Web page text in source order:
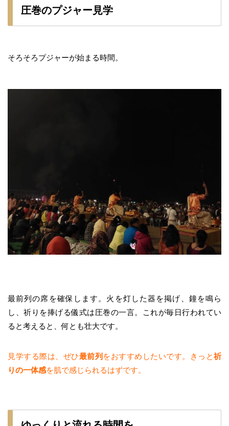
圧巻のプジャー見学
そろそろプジャーが始まる時間。
最前列の席を確保します。火を灯した器を掲げ、鐘を鳴ら
し、祈りを捧げる儀式は圧巻の一言。これが毎日行われてい
ると考えると、何とも壮大です。
見学する際は、ぜひ最前列 をおすすめしたいです。きっと祈
りの一体感を肌で感じられるはずです。